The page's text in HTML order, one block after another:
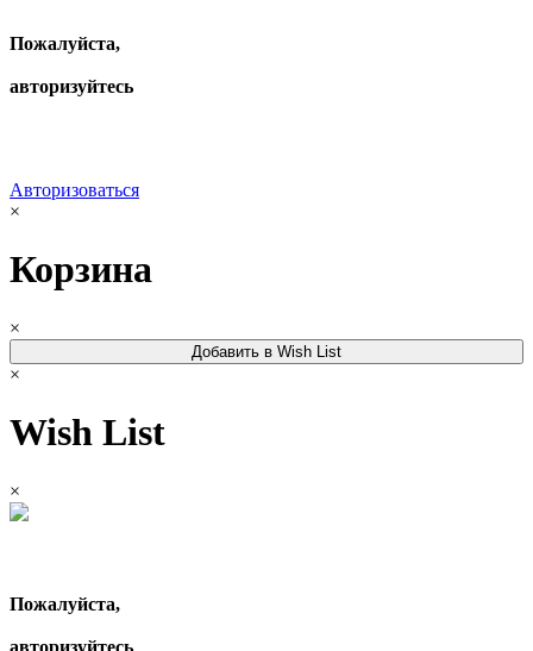
Пожалуйста,
авторизуйтесь
Авторизоваться
×
Корзина
×
Добавить в Wish List
×
Wish List
×
Пожалуйста,
авторизуйтесь